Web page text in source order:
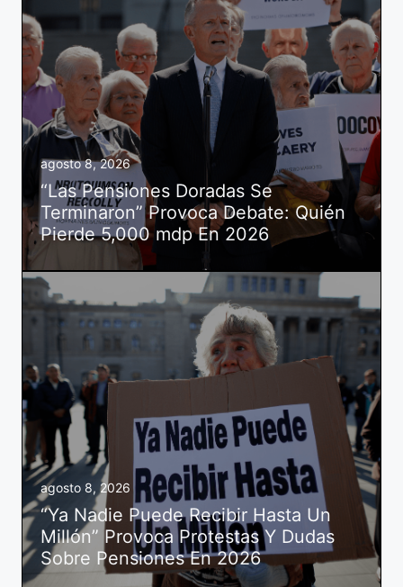
agosto 8, 2026
“Las Pensiones Doradas Se
Terminaron” Provoca Debate: Quién
Pierde 5,000 mdp En 2026
agosto 8, 2026
“Ya Nadie Puede Recibir Hasta Un
Millón” Provoca Protestas Y Dudas
Sobre Pensiones En 2026